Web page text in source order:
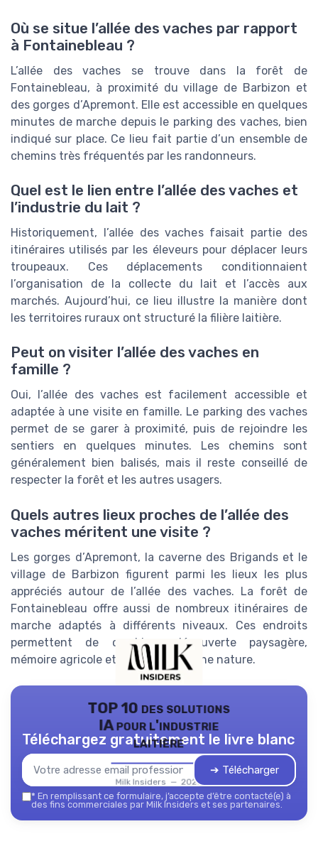
Où se situe l’allée des vaches par rapport
à Fontainebleau ?
L’allée des vaches se trouve dans la forêt de
Fontainebleau, à proximité du village de Barbizon et
des gorges d’Apremont. Elle est accessible en quelques
minutes de marche depuis le parking des vaches, bien
indiqué sur place. Ce lieu fait partie d’un ensemble de
chemins très fréquentés par les randonneurs.
Quel est le lien entre l’allée des vaches et
l’industrie du lait ?
Historiquement, l’allée des vaches faisait partie des
itinéraires utilisés par les éleveurs pour déplacer leurs
troupeaux. Ces déplacements conditionnaient
l’organisation de la collecte du lait et l’accès aux
marchés. Aujourd’hui, ce lieu illustre la manière dont
les territoires ruraux ont structuré la filière laitière.
Peut on visiter l’allée des vaches en
famille ?
Oui, l’allée des vaches est facilement accessible et
adaptée à une visite en famille. Le parking des vaches
permet de se garer à proximité, puis de rejoindre les
sentiers en quelques minutes. Les chemins sont
généralement bien balisés, mais il reste conseillé de
respecter la forêt et les autres usagers.
Quels autres lieux proches de l’allée des
vaches méritent une visite ?
Les gorges d’Apremont, la caverne des Brigands et le
village de Barbizon figurent parmi les lieux les plus
appréciés autour de l’allée des vaches. La forêt de
Fontainebleau offre aussi de nombreux itinéraires de
marche adaptés à différents niveaux. Ces endroits
permettent de combiner découverte paysagère,
mémoire agricole et détente en pleine nature.
TOP 10 des solutions
IA pour l'industrie
laitière
Milk Insiders — 2026
Téléchargez gratuitement le livre blanc
➔ Télécharger
* En remplissant ce formulaire, j’accepte d’être contacté(e) à
des fins commerciales par Milk Insiders et ses partenaires.